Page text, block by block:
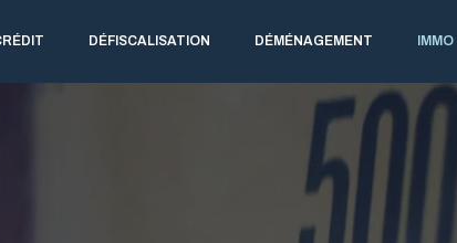
DÉFISCALISATION DÉMÉNAGEMENT IMMO